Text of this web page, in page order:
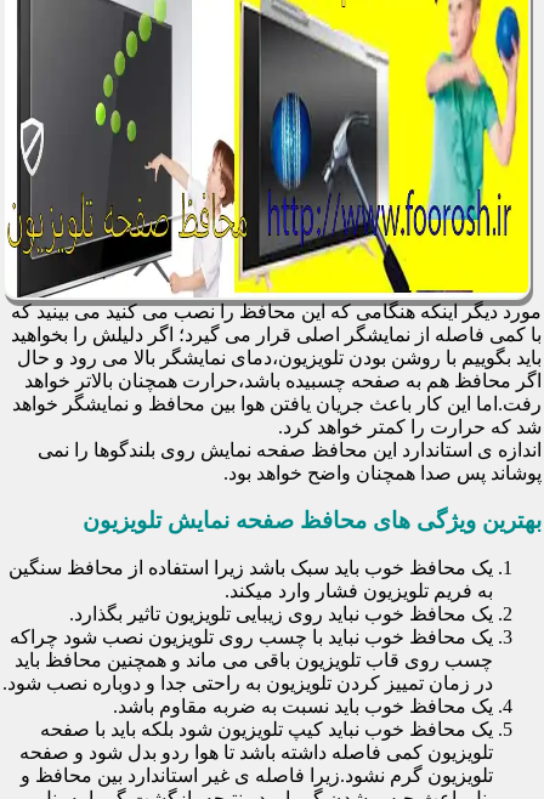
مورد دیگر اینکه هنگامی که این محافظ را نصب می کنید می بینید که
با کمی فاصله از نمایشگر اصلی قرار می گیرد؛ اگر دلیلش را بخواهید
باید بگوییم با روشن بودن تلویزیون،دمای نمایشگر بالا می رود و حال
اگر محافظ هم به صفحه چسبیده باشد،حرارت همچنان بالاتر خواهد
رفت.اما این کار باعث جریان یافتن هوا بین محافظ و نمایشگر خواهد
شد که حرارت را کمتر خواهد کرد.
اندازه ی استاندارد این محافظ صفحه نمایش روی بلندگوها را نمی
پوشاند پس صدا همچنان واضح خواهد بود.
بهترین ویژگی های محافظ صفحه نمایش تلویزیون
یک محافظ خوب باید سبک باشد زیرا استفاده از محافظ سنگین
به فریم تلویزیون فشار وارد میکند.
یک محافظ خوب نباید روی زیبایی تلویزیون تاثیر بگذارد.
یک محافظ خوب نباید با چسب روی تلویزیون نصب شود چراکه
چسب روی قاب تلویزیون باقی می ماند و همچنین محافظ باید
در زمان تمییز کردن تلویزیون به راحتی جدا و دوباره نصب شود.
یک محافظ خوب باید نسبت به ضربه مقاوم باشد.
یک محافظ خوب نباید کیپ تلویزیون شود بلکه باید با صفحه
تلویزیون کمی فاصله داشته باشد تا هوا ردو بدل شود و صفحه
تلویزیون گرم نشود.زیرا فاصله ی غیر استاندارد بین محافظ و